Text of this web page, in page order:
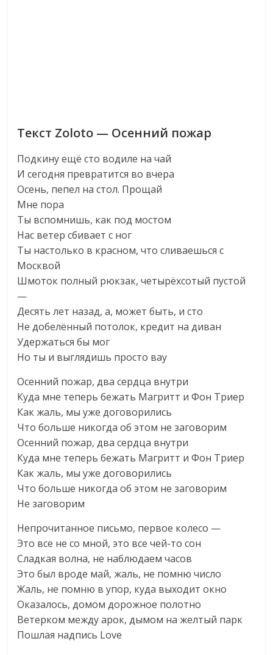
Текст Zoloto — Осенний пожар
Подкину ещё сто водиле на чай
И сегодня превратится во вчера
Осень, пепел на стол. Прощай
Мне пора
Ты вспомнишь, как под мостом
Нас ветер сбивает с ног
Ты настолько в красном, что сливаешься с
Москвой
Шмоток полный рюкзак, четырёхсотый пустой
—
Десять лет назад, а, может быть, и сто
Не добелённый потолок, кредит на диван
Удержаться бы мог
Но ты и выглядишь просто вау
Осенний пожар, два сердца внутри
Куда мне теперь бежать Магритт и Фон Триер
Как жаль, мы уже договорились
Что больше никогда об этом не заговорим
Осенний пожар, два сердца внутри
Куда мне теперь бежать Магритт и Фон Триер
Как жаль, мы уже договорились
Что больше никогда об этом не заговорим
Не заговорим
Непрочитанное письмо, первое колесо —
Это все не со мной, это все чей-то сон
Сладкая волна, не наблюдаем часов
Это был вроде май, жаль, не помню число
Жаль, не помню в упор, куда выходит окно
Оказалось, домом дорожное полотно
Ветерком между арок, дымом на желтый парк
Пошлая надпись Love